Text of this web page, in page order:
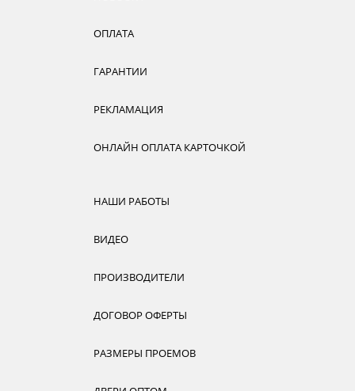
ОПЛАТА
ГАРАНТИИ
РЕКЛАМАЦИЯ
ОНЛАЙН ОПЛАТА КАРТОЧКОЙ
НАШИ РАБОТЫ
ВИДЕО
ПРОИЗВОДИТЕЛИ
ДОГОВОР ОФЕРТЫ
РАЗМЕРЫ ПРОЕМОВ